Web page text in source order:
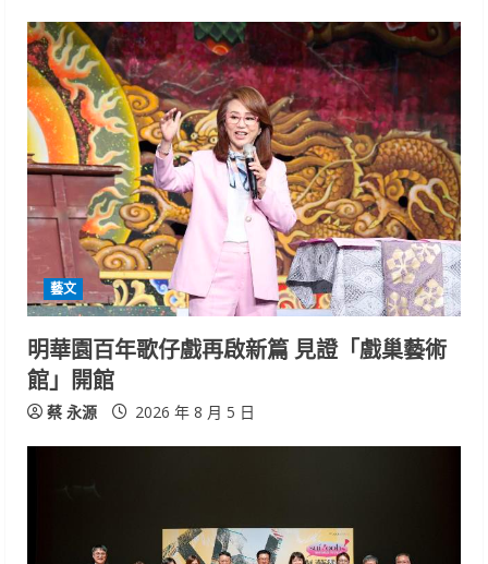
藝文
明華園百年歌仔戲再啟新篇 見證「戲巢藝術
館」開館
蔡 永源 2026 年 8 月 5 日